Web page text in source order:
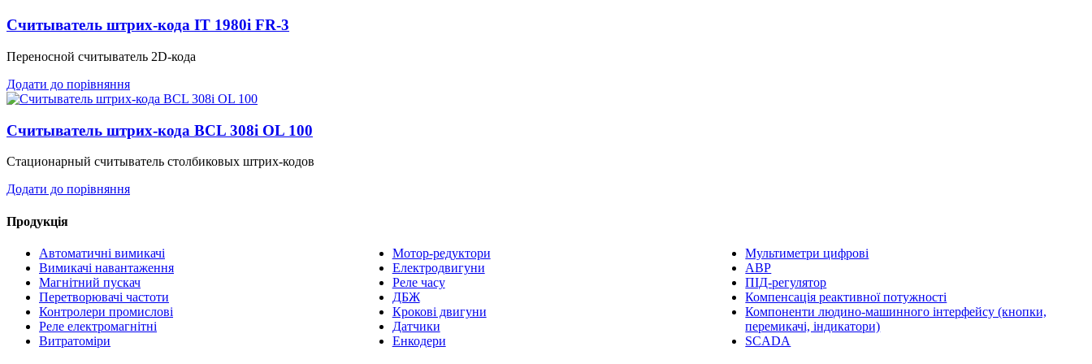
Считыватель штрих-кода IT 1980i FR-3
Переносной считыватель 2D-кода
Додати до порівняння
Считыватель штрих-кода BCL 308i OL 100
Стационарный считыватель столбиковых штрих-кодов
Додати до порівняння
Продукція
Автоматичні вимикачі
Вимикачі навантаження
Магнітний пускач
Перетворювачі частоти
Контролери промислові
Реле електромагнітні
Витратоміри
Мотор-редуктори
Електродвигуни
Реле часу
ДБЖ
Крокові двигуни
Датчики
Енкодери
Мультиметри цифрові
АВР
ПІД-регулятор
Компенсація реактивної потужності
Компоненти людино-машинного інтерфейсу (кнопки,
перемикачі, індикатори)
SCADA